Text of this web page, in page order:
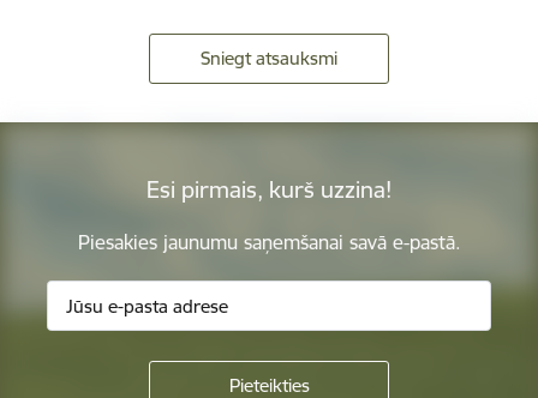
Sniegt atsauksmi
Esi pirmais, kurš uzzina!
Piesakies jaunumu saņemšanai savā e-pastā.